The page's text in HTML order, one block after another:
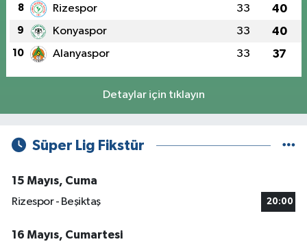
8 Rizespor 33 40
9 Konyaspor 33 40
10 Alanyaspor 33 37
Detaylar için tıklayın
Süper Lig Fikstür
15 Mayıs, Cuma
Rizespor - Beşiktaş
20:00
16 Mayıs, Cumartesi